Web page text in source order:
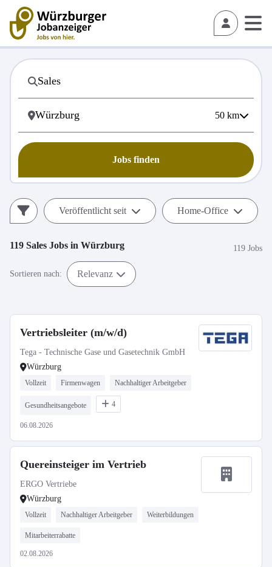
50 km
Jobs finden
Veröffentlicht seit Home-Office
119 Sales Jobs in Würzburg 119 Jobs
Sortieren nach: Relevanz
Vertriebsleiter (m/w/d)
Tega - Technische Gase und Gasetechnik GmbH
Würzburg
Vollzeit Firmenwagen Nachhaltiger Arbeitgeber
Gesundheitsangebote 4
06.08.2026
Quereinsteiger im Vertrieb
ERGO Vertriebe
Würzburg
Vollzeit Nachhaltiger Arbeitgeber Weiterbildungen
Mitarbeiterrabatte
02.08.2026